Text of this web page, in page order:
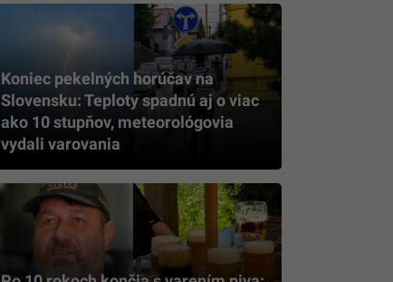
Koniec pekelných horúčav na
Slovensku: Teploty spadnú aj o viac
ako 10 stupňov, meteorológovia
vydali varovania